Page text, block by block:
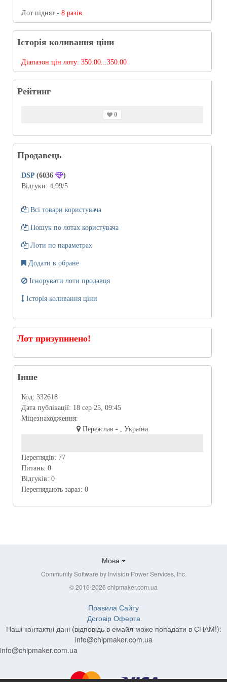
Лот піднят - 8 разів
Історія коливання ціни
Діапазон цін лоту: 350.00...350.00
Рейтинг
0
Продавець
DSP (6036
)
Відгуки: 4,99/5
Всі товари користувача
Пошук по лотах користувача
Лоти по параметрах
Додати в обране
Ігнорувати лоти продавця
Історія коливання ціни
Лот призупинено!
Інше
Код: 332618
Дата публікації: 18 сер 25, 09:45
Міцезнаходження:
Переяслав - , Україна
Переглядів: 77
Питань: 0
Відгуків: 0
Переглядають зараз: 0
Мова
Community Software by Invision Power Services, Inc.
© 2016-2026 chipmaker.com.ua
Правила Сайту
Договір Оферта
Наші контактні дані (відповідь в емайл може попадати в СПАМ!):
info@chipmaker.com.ua
info@chipmaker.com.ua